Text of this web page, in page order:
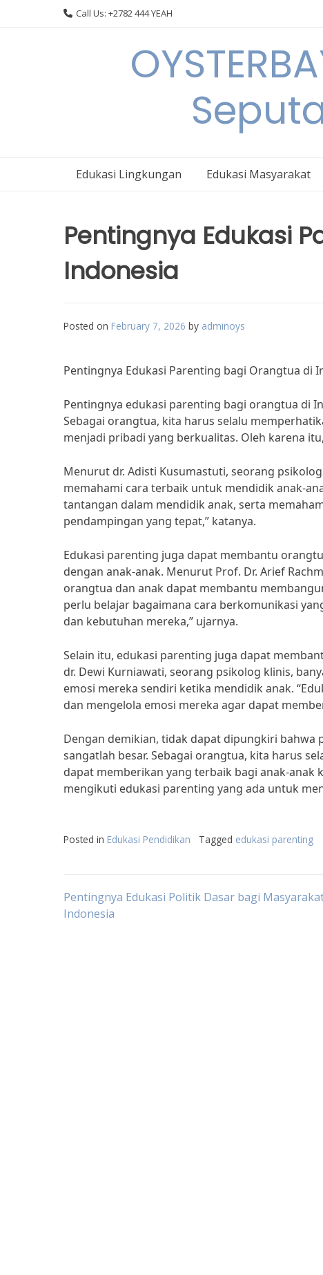
Call Us: +2782 444 YEAH
Edukasi Lingkungan Edukasi Masyarakat
Pentingnya Edukasi
Indonesia
Posted on February 7, 2026 by adminoys
Pentingnya Edukasi Parenting bagi Orangtua di
Pentingnya edukasi parenting bagi orangtua di
Sebagai orangtua, kita harus selalu
menjadi pribadi yang berkualitas. Oleh karena
Menurut dr. Adisti Kusumastuti, seorang
memahami cara terbaik untuk mendidik anak-
tantangan dalam mendidik anak, serta
pendampingan yang tepat,” katanya.
Edukasi parenting juga dapat membantu
dengan anak-anak. Menurut Prof. Dr. Arief
orangtua dan anak dapat membantu
perlu belajar bagaimana cara berkomunikasi
dan kebutuhan mereka,” ujarnya.
Selain itu, edukasi parenting juga dapat
dr. Dewi Kurniawati, seorang psikolog klinis,
emosi mereka sendiri ketika mendidik anak.
dan mengelola emosi mereka agar dapat
Dengan demikian, tidak dapat dipungkiri
sangatlah besar. Sebagai orangtua, kita harus
dapat memberikan yang terbaik bagi anak-anak
mengikuti edukasi parenting yang ada untuk
Posted in Edukasi Pendidikan Tagged edukasi parenting
Post
Pentingnya Edukasi Politik Dasar bagi
Indonesia